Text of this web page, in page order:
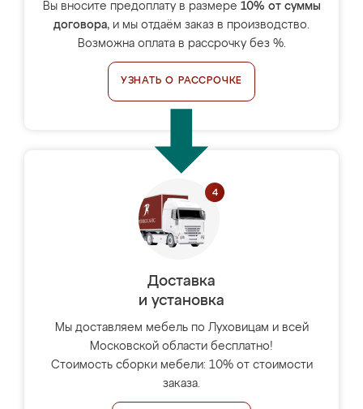
Вы вносите предоплату в размере 10% от суммы
договора, и мы отдаём заказ в производство.
Возможна оплата в рассрочку без %.
УЗНАТЬ О РАССРОЧКЕ
Доставка
и установка
Мы доставляем мебель по Луховицам и всей
Московской области бесплатно!
Стоимость сборки мебели: 10% от стоимости
заказа.